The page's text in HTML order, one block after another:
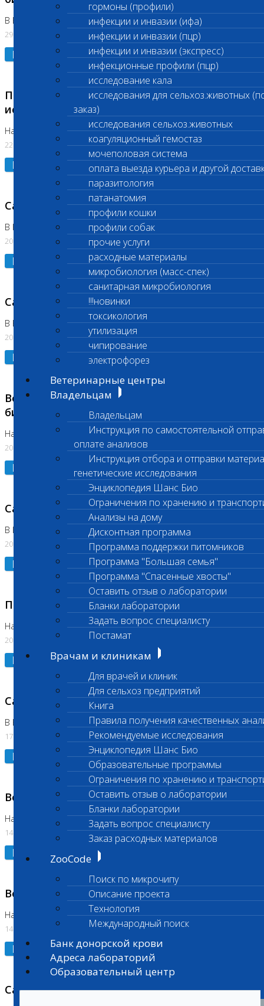
гормоны (профили)
инфекции и инвазии (ифа)
инфекции и инвазии (пцр)
инфекции и инвазии (экспресс)
инфекционные профили (пцр)
исследование кала
исследования для сельхоз.животных
заказ)
исследования сельхоз.животных
коагуляционный гемостаз
мочеполовая система
оплата выезда курьера и другой
паразитология
патанатомия
профили кошки
профили собак
прочие услуги
расходные материалы
микробиология (масс-спек)
санитарная микробиология
!!!новинки
токсикология
утилизация
чипирование
электрофорез
Ветеринарные центры
Владельцам
Владельцам
Инструкция по самостоятельной
оплате анализов
Инструкция отбора и отправки
генетические исследования
Энциклопедия Шанс Био
Ограничения по хранению и
Анализы на дому
Дисконтная программа
Программа поддержки питомников
Программа "Большая семья"
Программа "Спасенные хвосты"
Оставить отзыв о лаборатории
Бланки лаборатории
Задать вопрос специалисту
Постамат
Врачам и клиникам
Для врачей и клиник
Для сельхоз предприятий
Книга
Правила получения качественных
Рекомендуемые исследования
Энциклопедия Шанс Био
Образовательные программы
Ограничения по хранению и
Оставить отзыв о лаборатории
Бланки лаборатории
Задать вопрос специалисту
Заказ расходных материалов
ZooCode
Поиск по микрочипу
Описание проекта
Технология
Международный поиск
Банк донорской крови
Адреса лабораторий
Образовательный центр
В Бутово 29.07.26
29.07.2026
Подробнее
Приостановлено выполнение биохимических
исследований
На Нагорной. Код ( 123,310,309)
22.07.2026
Подробнее
Санитарные дни
В Коломне 24.07.2026 и 28.07.2026
20.07.2026
Подробнее
Санитарный день
В Бутово 21.07.2026
20.07.2026
Подробнее
Возобновлено выполнение срочных
биохимических исследований
На Нагорной
20.07.2026
Подробнее
Санитарный день
В Коломне 20.07.2026
20.07.2026
Подробнее
Приостановлено выполнение исследования
На Нагорной
20.07.2026
Подробнее
Санитарный день
В Бутово
17.07.2026
Подробнее
Возобновлено выполнение исследования
На Нагорной (Код 961, 962)
14.07.2026
Подробнее
Возобновлено выполнение исследования
На Нагорной (Код 157)
14.07.2026
Подробнее
Санитарный день